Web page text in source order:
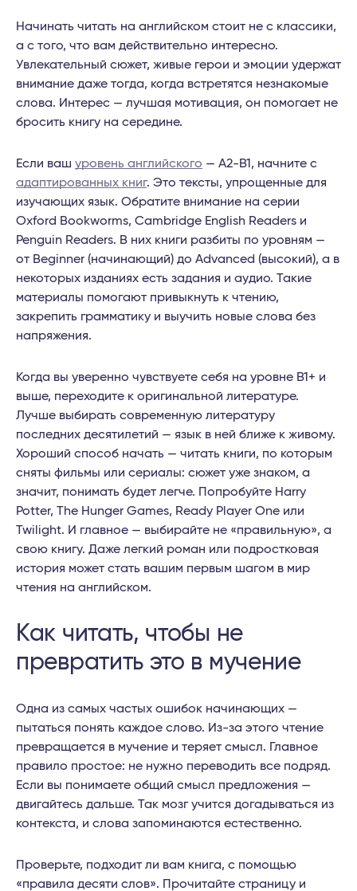
Начинать читать на английском стоит не с классики,
а с того, что вам действительно интересно.
Увлекательный сюжет, живые герои и эмоции удержат
внимание даже тогда, когда встретятся незнакомые
слова. Интерес — лучшая мотивация, он помогает не
бросить книгу на середине.
Если ваш уровень английского — A2-B1, начните с
адаптированных книг. Это тексты, упрощенные для
изучающих язык. Обратите внимание на серии
Oxford Bookworms, Cambridge English Readers и
Penguin Readers. В них книги разбиты по уровням —
от Beginner (начинающий) до Advanced (высокий), а в
некоторых изданиях есть задания и аудио. Такие
материалы помогают привыкнуть к чтению,
закрепить грамматику и выучить новые слова без
напряжения.
Когда вы уверенно чувствуете себя на уровне B1+ и
выше, переходите к оригинальной литературе.
Лучше выбирать современную литературу
последних десятилетий — язык в ней ближе к живому.
Хороший способ начать — читать книги, по которым
сняты фильмы или сериалы: сюжет уже знаком, а
значит, понимать будет легче. Попробуйте Harry
Potter, The Hunger Games, Ready Player One или
Twilight. И главное — выбирайте не «правильную», а
свою книгу. Даже легкий роман или подростковая
история может стать вашим первым шагом в мир
чтения на английском.
Как читать, чтобы не
превратить это в мучение
Одна из самых частых ошибок начинающих —
пытаться понять каждое слово. Из-за этого чтение
превращается в мучение и теряет смысл. Главное
правило простое: не нужно переводить все подряд.
Если вы понимаете общий смысл предложения —
двигайтесь дальше. Так мозг учится догадываться из
контекста, и слова запоминаются естественно.
Проверьте, подходит ли вам книга, с помощью
«правила десяти слов». Прочитайте страницу и